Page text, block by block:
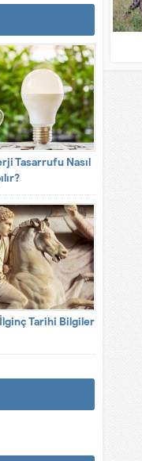
Tasarrufu Nasıl
İlginç Tarihi Bilgiler